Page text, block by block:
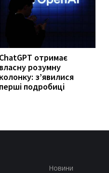
ChatGPT отримає
власну розумну
колонку: з’явилися
перші подробиці
Новини